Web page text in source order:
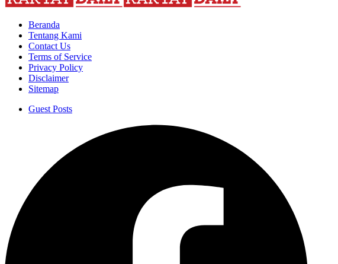
Beranda
Tentang Kami
Contact Us
Terms of Service
Privacy Policy
Disclaimer
Sitemap
Guest Posts